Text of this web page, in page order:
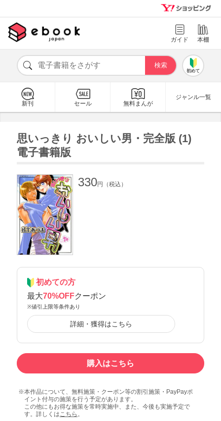
ガイド 本棚
初めて
新刊 セール 無料まんが
ジャンル一覧
思いっきり おいしい男・完全版 (1)
電子書籍版
330円（税込）
初めての方
最大70%OFFクーポン
※値引上限等条件あり
詳細・獲得はこちら
購入はこちら
本作品について、無料施策・クーポン等の割引施策・PayPayポ
イント付与の施策を行う予定があります。
この他にもお得な施策を常時実施中、また、今後も実施予定で
す。詳しくはこちら 。